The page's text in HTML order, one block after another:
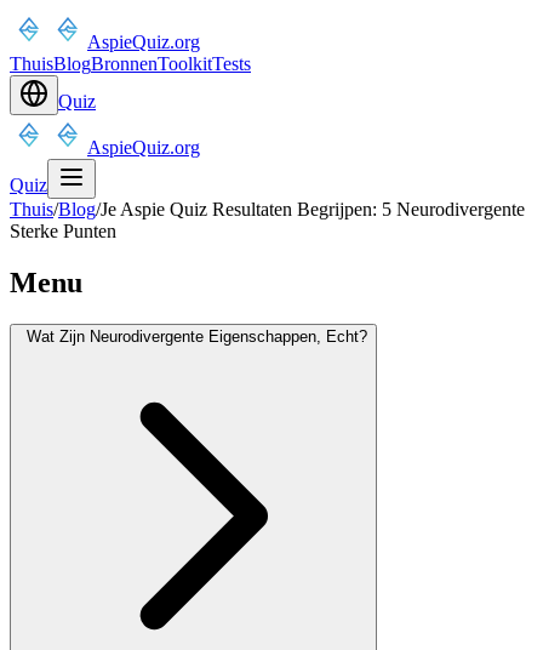
AspieQuiz.org
ThuisBlogBronnenToolkitTests
Quiz
AspieQuiz.org
Quiz
Thuis/Blog/Je Aspie Quiz Resultaten Begrijpen: 5 Neurodivergente
Sterke Punten
Menu
Wat Zijn Neurodivergente Eigenschappen, Echt?